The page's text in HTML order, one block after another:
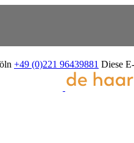
+49 (0)221 96439881 Diese